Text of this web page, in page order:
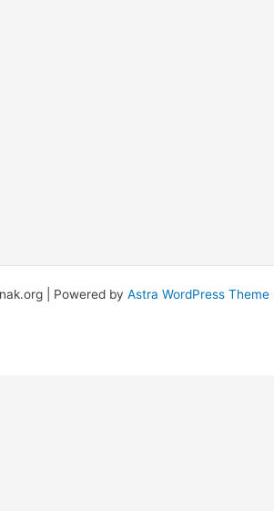
| Powered by Astra WordPress Theme